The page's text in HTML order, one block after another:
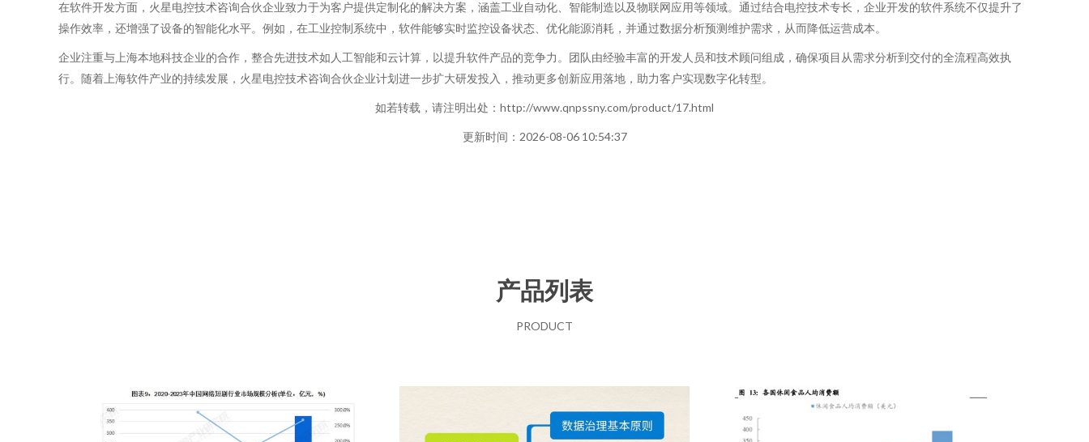
在软件开发方面，火星电控技术咨询合伙企业致力于为客户提供定制化的解决方案，涵盖工业自动化、智能制造以及物联网应用等领域。通过结合电控技术专长，企业开发的软件系统不仅提升了
操作效率，还增强了设备的智能化水平。例如，在工业控制系统中，软件能够实时监控设备状态、优化能源消耗，并通过数据分析预测维护需求，从而降低运营成本。
企业注重与上海本地科技企业的合作，整合先进技术如人工智能和云计算，以提升软件产品的竞争力。团队由经验丰富的开发人员和技术顾问组成，确保项目从需求分析到交付的全流程高效执
行。随着上海软件产业的持续发展，火星电控技术咨询合伙企业计划进一步扩大研发投入，推动更多创新应用落地，助力客户实现数字化转型。
如若转载，请注明出处：http://www.qnpssny.com/product/17.html
更新时间：2026-08-06 10:54:37
产品列表
PRODUCT